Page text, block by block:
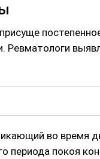
Ревматологи
во время
периода покоя